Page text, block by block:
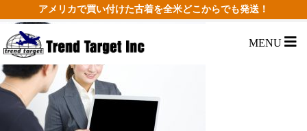
アメリカで買い付けた古着を全米どこからでも発送！
MENU